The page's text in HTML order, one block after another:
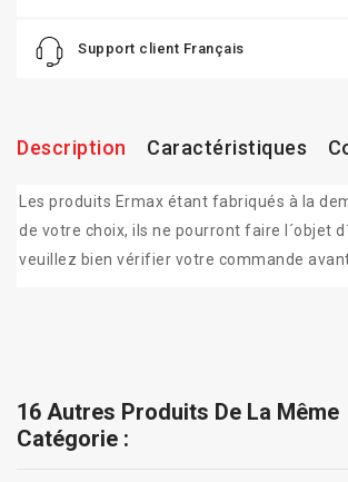
Support client Français
Description Caractéristiques
Les produits Ermax étant fabriqués à la
de votre choix, ils ne pourront faire l´objet
veuillez bien vérifier votre commande
16 Autres Produits De La Même
Catégorie :